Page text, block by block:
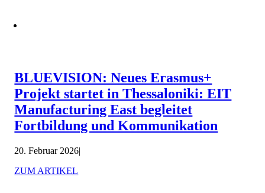
BLUEVISION: Neues Erasmus+
Projekt startet in Thessaloniki: EIT
Manufacturing East begleitet
Fortbildung und Kommunikation
20. Februar 2026|
ZUM ARTIKEL